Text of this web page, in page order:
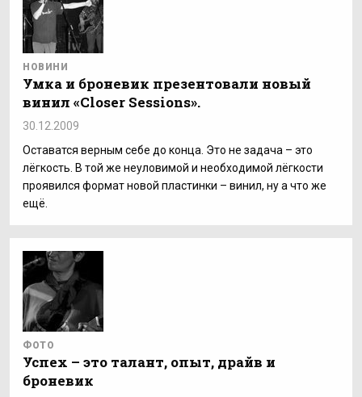
НОВИНИ
Умка и броневик презентовали новый
винил «Closer Sessions».
30.12.2009
Оставатся верным себе до конца. Это не задача – это
лёгкость. В той же неуловимой и необходимой лёгкости
проявился формат новой пластинки – винил, ну а что же
ещё.
ФОТО
Успех – это талант, опыт, драйв и
броневик